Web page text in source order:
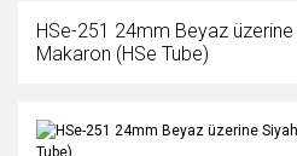
HSe-251 24mm Beyaz üzerine
Makaron (HSe Tube)